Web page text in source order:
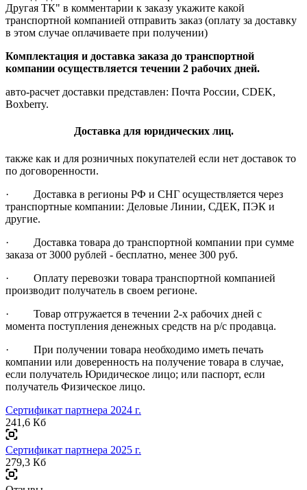
Другая ТК" в комментарии к заказу укажите какой
транспортной компанией отправить заказ (оплату за доставку
в этом случае оплачиваете при получении)
Комплектация и доставка заказа до транспортной
компании осуществляется течении 2 рабочих дней.
авто-расчет доставки представлен: Почта России, CDEK,
Boxberry.
Доставка для юридических лиц.
также как и для розничных покупателей если нет доставок то
по договоренности.
· Доставка в регионы РФ и СНГ осуществляется через
транспортные компании: Деловые Линии, СДЕК, ПЭК и
другие.
· Доставка товара до транспортной компании при сумме
заказа от 3000 рублей - бесплатно, менее 300 руб.
· Оплату перевозки товара транспортной компанией
производит получатель в своем регионе.
· Товар отгружается в течении 2-х рабочих дней с
момента поступления денежных средств на р/с продавца.
· При получении товара необходимо иметь печать
компании или доверенность на получение товара в случае,
если получатель Юридическое лицо; или паспорт, если
получатель Физическое лицо.
Сертификат партнера 2024 г.
241,6 Кб
Сертификат партнера 2025 г.
279,3 Кб